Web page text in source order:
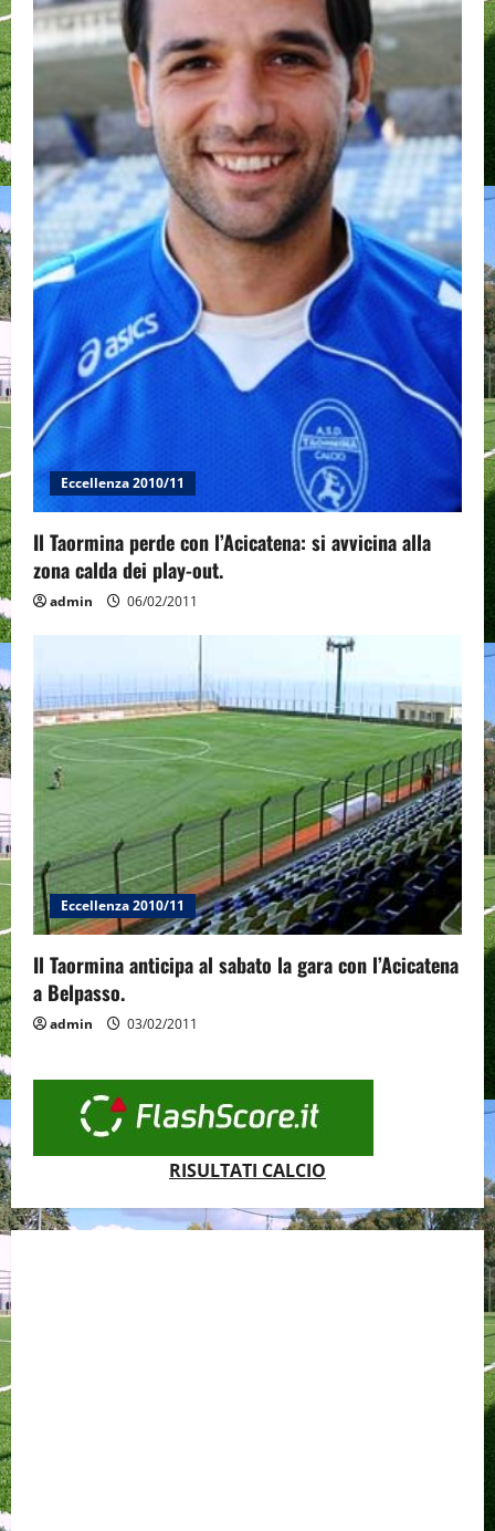
Eccellenza 2010/11
Il Taormina perde con l’Acicatena: si avvicina alla
zona calda dei play-out.
admin 06/02/2011
Eccellenza 2010/11
Il Taormina anticipa al sabato la gara con l’Acicatena
a Belpasso.
admin 03/02/2011
RISULTATI CALCIO